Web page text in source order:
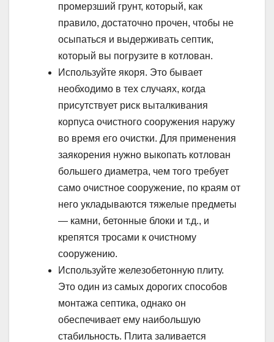
промерзший грунт, который, как
правило, достаточно прочен, чтобы не
осыпаться и выдерживать септик,
который вы погрузите в котлован.
Используйте якоря. Это бывает
необходимо в тех случаях, когда
присутствует риск выталкивания
корпуса очистного сооружения наружу
во время его очистки. Для применения
заякорения нужно выкопать котлован
большего диаметра, чем того требует
само очистное сооружение, по краям от
него укладываются тяжелые предметы
— камни, бетонные блоки и т.д., и
крепятся тросами к очистному
сооружению.
Используйте железобетонную плиту.
Это один из самых дорогих способов
монтажа септика, однако он
обеспечивает ему наибольшую
стабильность. Плита заливается